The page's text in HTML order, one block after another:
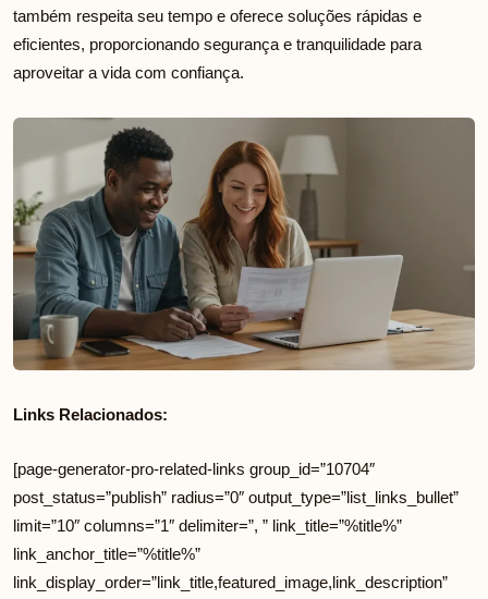
também respeita seu tempo e oferece soluções rápidas e
eficientes, proporcionando segurança e tranquilidade para
aproveitar a vida com confiança.
Links Relacionados:
[page-generator-pro-related-links group_id=”10704″
post_status=”publish” radius=”0″ output_type=”list_links_bullet”
limit=”10″ columns=”1″ delimiter=”, ” link_title=”%title%”
link_anchor_title=”%title%”
link_display_order=”link_title,featured_image,link_description”